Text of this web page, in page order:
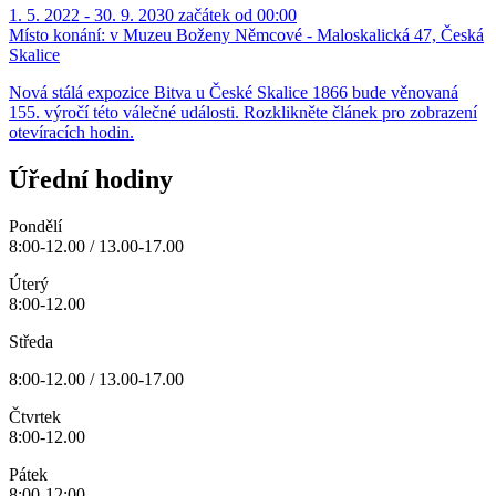
1. 5. 2022 - 30. 9. 2030 začátek od 00:00
Místo konání: v Muzeu Boženy Němcové - Maloskalická 47, Česká
Skalice
Nová stálá expozice Bitva u České Skalice 1866 bude věnovaná
155. výročí této válečné události. Rozklikněte článek pro zobrazení
otevíracích hodin.
Úřední hodiny
Pondělí
8:00-12.00 / 13.00-17.00
Úterý
8:00-12.00
Středa
8:00-12.00 / 13.00-17.00
Čtvrtek
8:00-12.00
Pátek